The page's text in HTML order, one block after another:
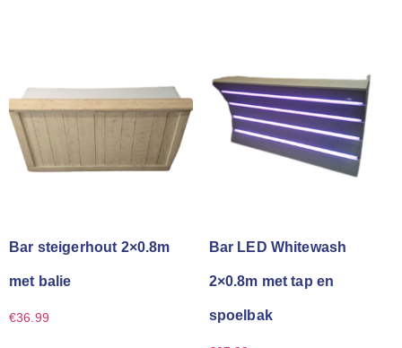
Bar steigerhout 2×0.8m
met balie
€36.99
Bar LED Whitewash
2×0.8m met tap en
spoelbak